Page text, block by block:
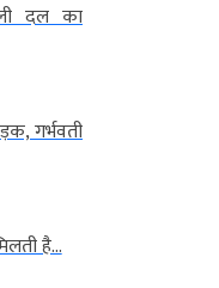
दल का
गर्भवती
है...